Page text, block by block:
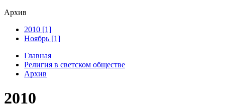
Архив
2010 [1]
Ноябрь [1]
Главная
Религия в светском обществе
Архив
2010